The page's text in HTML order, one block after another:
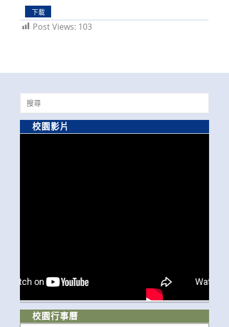
下載
Post Views: 103
Search
for:
校園影片
校園行事曆